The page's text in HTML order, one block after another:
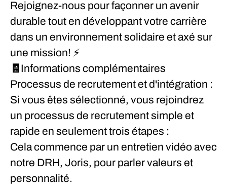
Rejoignez-nous pour façonner un avenir
durable tout en développant votre carrière
dans un environnement solidaire et axé sur
une mission! ⚡
🧾Informations complémentaires
Processus de recrutement et d'intégration :
Si vous êtes sélectionné, vous rejoindrez
un processus de recrutement simple et
rapide en seulement trois étapes :
Cela commence par un entretien vidéo avec
notre DRH, Joris, pour parler valeurs et
personnalité.